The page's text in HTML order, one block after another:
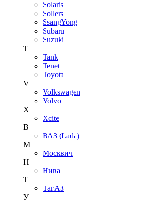
Solaris
Sollers
SsangYong
Subaru
Suzuki
T
Tank
Tenet
Toyota
V
Volkswagen
Volvo
X
Xcite
В
ВАЗ (Lada)
М
Москвич
Н
Нива
Т
ТагАЗ
У